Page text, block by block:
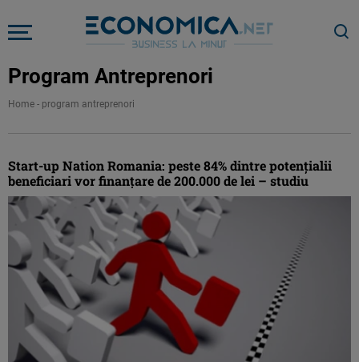
Program Antreprenori
Home - program antreprenori
Start-up Nation Romania: peste 84% dintre potenţialii
beneficiari vor finanţare de 200.000 de lei – studiu